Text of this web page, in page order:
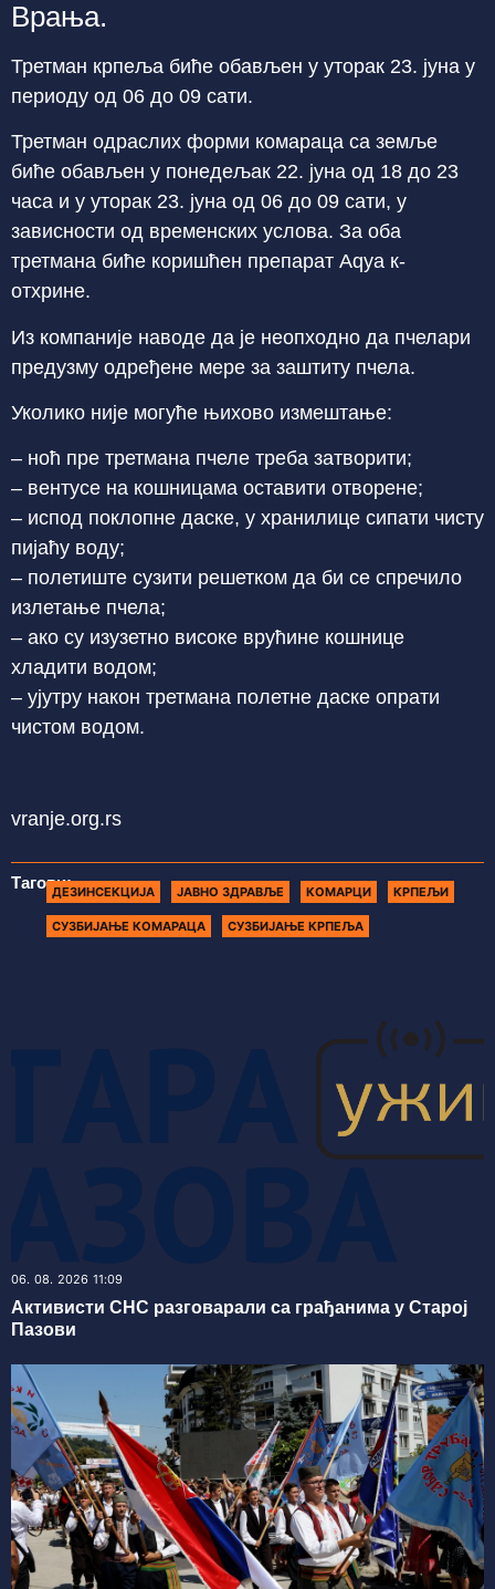
Врања.
Третман крпеља биће обављен у уторак 23. јуна у
периоду од 06 до 09 сати.
Третман одраслих форми комараца са земље
биће обављен у понедељак 22. јуна од 18 до 23
часа и у уторак 23. јуна од 06 до 09 сати, у
зависности од временских услова. За оба
третмана биће коришћен препарат Аqуа к-
отхрине.
Из компаније наводе да је неопходно да пчелари
предузму одређене мере за заштиту пчела.
Уколико није могуће њихово измештање:
– ноћ пре третмана пчеле треба затворити;
– вентусе на кошницама оставити отворене;
– испод поклопне даске, у хранилице сипати чисту
пијаћу воду;
– полетиште сузити решетком да би се спречило
излетање пчела;
– ако су изузетно високе врућине кошнице
хладити водом;
– ујутру након третмана полетне даске опрати
чистом водом.
vranje.org.rs
Тагови:ДЕЗИНСЕКЦИЈА ЈАВНО ЗДРАВЉЕ КОМАРЦИ КРПЕЉИ
СУЗБИЈАЊЕ КОМАРАЦА СУЗБИЈАЊЕ КРПЕЉА
06. 08. 2026 11:09
Активисти СНС разговарали са грађанима у Старој
Пазови